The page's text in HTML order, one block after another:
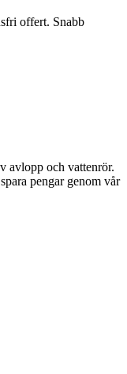
offert. Snabb
avlopp och vattenrör.
pengar genom vår